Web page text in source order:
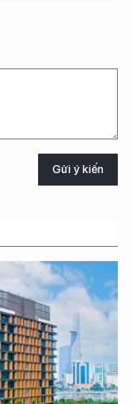
Gửi ý kiến